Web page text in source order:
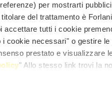
per mostrarti
del trattamento è Forlani
accettare tutti i cookie
cookie necessari" o gestire le
prestato e visualizzare
" Allo stesso link trovi la